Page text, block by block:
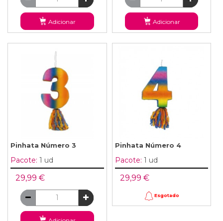
Adicionar Adicionar
Pinhata Número 3
Pacote: 1 ud
29,99 €
Pinhata Número 4
Pacote: 1 ud
29,99 €
Esgotado